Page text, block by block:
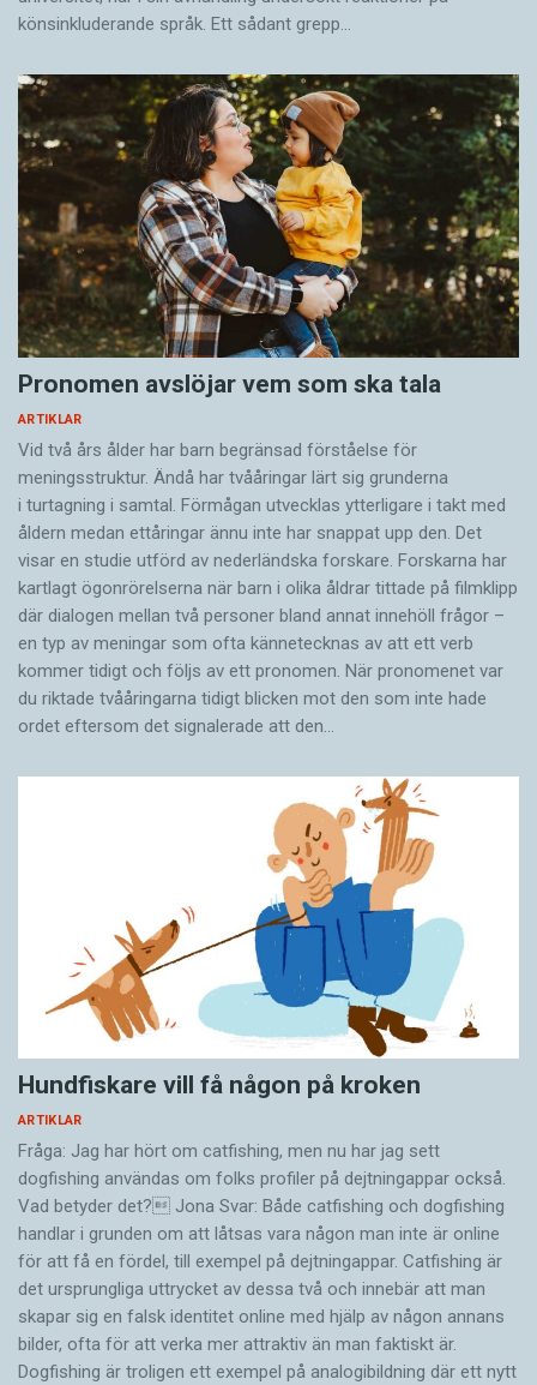
könsinkluderande språk. Ett sådant grepp…
Pronomen avslöjar vem som ska tala
ARTIKLAR
Vid två års ålder har barn begränsad förståelse för
meningsstruktur. Ändå har tvååringar lärt sig grunderna
i turtagning i samtal. Förmågan utvecklas ytterligare i takt med
åldern medan ettåringar ännu inte har snappat upp den. Det
visar en studie utförd av nederländska forskare. Forskarna har
kartlagt ögonrörelserna när barn i olika åldrar tittade på filmklipp
där dialogen mellan två personer bland annat innehöll frågor –
en typ av meningar som ofta kännetecknas av att ett verb
kommer tidigt och följs av ett pronomen. När pronomenet var
du riktade tvååringarna tidigt blicken mot den som inte hade
ordet eftersom det ­signalerade att den…
Hundfiskare vill få någon på kroken
ARTIKLAR
Fråga: Jag har hört om catfishing, men nu har jag sett
dogfishing användas om folks profiler på dejtningappar också.
Vad betyder det? Jona Svar: Både catfishing och dogfishing
handlar i grunden om att låtsas vara någon man inte är online
för att få en fördel, till exempel på dejtningappar. Catfishing är
det ursprungliga uttrycket av dessa två och innebär att man
skapar sig en falsk identitet online med hjälp av någon annans
bilder, ofta för att verka mer attraktiv än man faktiskt är.
Dogfishing är troligen ett exempel på analogibildning där ett nytt